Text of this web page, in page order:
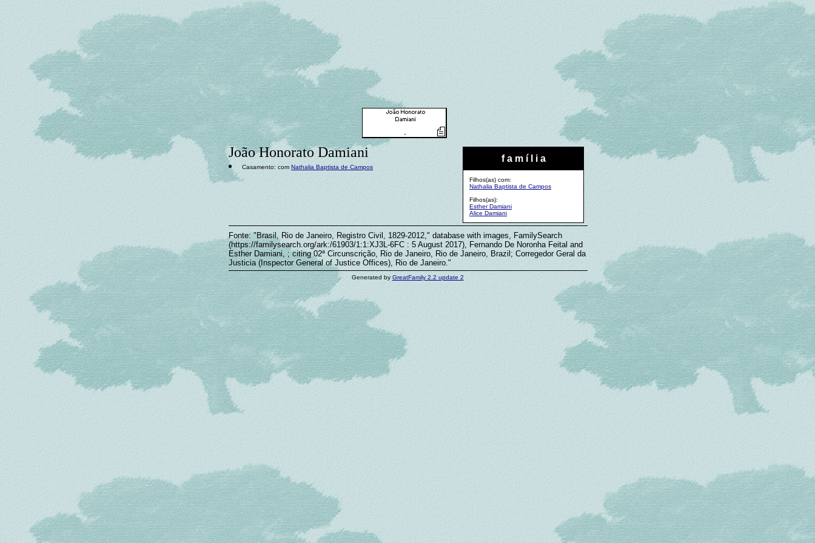
f a m í l i a
Filhos(as) com:
Nathalia Baptista de Campos
Filhos(as):
Esther Damiani
Alice Damiani
João Honorato Damiani
Casamento: com Nathalia Baptista de Campos
Fonte: "Brasil, Rio de Janeiro, Registro Civil, 1829-2012," database with images, FamilySearch
(https://familysearch.org/ark:/61903/1:1:XJ3L-6FC : 5 August 2017), Fernando De Noronha Feital and
Esther Damiani, ; citing 02ª Circunscrição, Rio de Janeiro, Rio de Janeiro, Brazil; Corregedor Geral da
Justicia (Inspector General of Justice Offices), Rio de Janeiro."
Generated by GreatFamily 2.2 update 2